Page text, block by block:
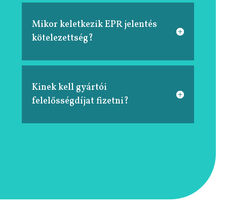
Mikor keletkezik EPR jelentés
kötelezettség?
Kinek kell gyártói
felelősségdíjat fizetni?